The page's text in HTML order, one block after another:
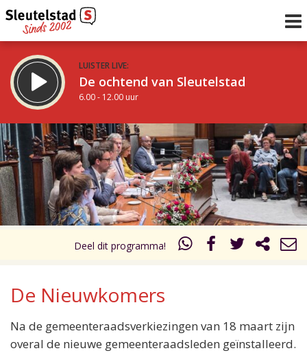
LUISTER LIVE:
De ochtend van Sleutelstad
6.00 - 12.00 uur
STRAKS:
De middag van Sleutelstad
12.00 - 18.00 uur
Vorig uur
uur 1 van 0 Volgend uur
Inklappen
Deel dit programma!
De Nieuwkomers
Na de gemeenteraadsverkiezingen van 18 maart zijn
overal de nieuwe gemeenteraadsleden geïnstalleerd.